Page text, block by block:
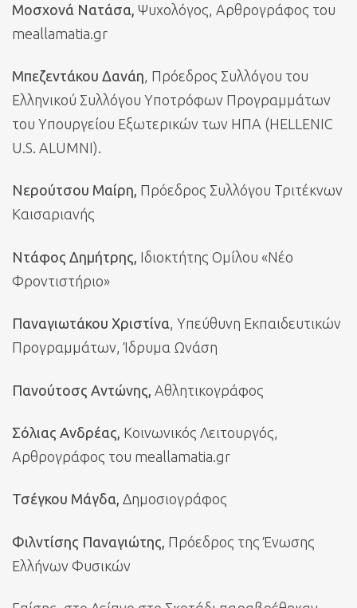
Μοσχονά Νατάσα, Ψυχολόγος, Αρθρογράφος του
meallamatia.gr
Μπεζεντάκου Δανάη, Πρόεδρος Συλλόγου του
Ελληνικού Συλλόγου Υποτρόφων Προγραμμάτων
του Υπουργείου Εξωτερικών των ΗΠΑ (HELLENIC
U.S. ALUMNI).
Νερούτσου Μαίρη, Πρόεδρος Συλλόγου Τριτέκνων
Καισαριανής
Ντάφος Δημήτρης, Ιδιοκτήτης Ομίλου «Νέο
Φροντιστήριο»
Παναγιωτάκου Χριστίνα, Υπεύθυνη Εκπαιδευτικών
Προγραμμάτων, Ίδρυμα Ωνάση
Πανούτοσς Αντώνης, Αθλητικογράφος
Σόλιας Ανδρέας, Κοινωνικός Λειτουργός,
Αρθρογράφος του meallamatia.gr
Τσέγκου Μάγδα, Δημοσιογράφος
Φιλντίσης Παναγιώτης, Πρόεδρος της Ένωσης
Ελλήνων Φυσικών